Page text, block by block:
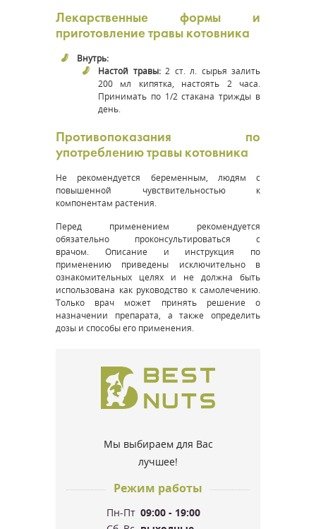
Лекарственные формы и
приготовление травы котовника
Внутрь:
Настой травы:2 ст. л. сырья залить
200 мл кипятка, настоять 2 часа.
Принимать по 1/2 стакана трижды в
день.
Противопоказания по
употреблению травы котовника
Не рекомендуется беременным, людям с
повышенной чувствительностью к
компонентам растения.
Перед применением рекомендуется
обязательно проконсультироваться с
врачом. Описание и инструкция по
применению приведены исключительно в
ознакомительных целях и не должна быть
использована как руководство к самолечению.
Только врач может принять решение о
назначении препарата, а также определить
дозы и способы его применения.
Мы выбираем для Вас
лучшее!
Режим работы
Пн-Пт 09:00 - 19:00